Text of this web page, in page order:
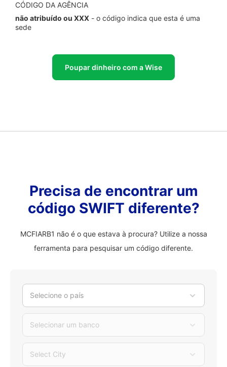
CÓDIGO DA AGÊNCIA
não atribuído ou XXX - o código indica que esta é uma
sede
Poupar dinheiro com a Wise
Precisa de encontrar um
código SWIFT diferente?
MCFIARB1 não é o que estava à procura? Utilize a nossa
ferramenta para pesquisar um código diferente.
Selecione o país
Selecionar um banco
Select City